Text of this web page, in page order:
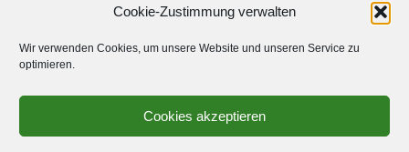
Cookie-Zustimmung verwalten
Wir verwenden Cookies, um unsere Website und unseren Service zu
optimieren.
Cookies akzeptieren